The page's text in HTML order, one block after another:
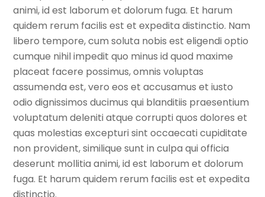
animi, id est laborum et dolorum fuga. Et harum
quidem rerum facilis est et expedita distinctio. Nam
libero tempore, cum soluta nobis est eligendi optio
cumque nihil impedit quo minus id quod maxime
placeat facere possimus, omnis voluptas
assumenda est, vero eos et accusamus et iusto
odio dignissimos ducimus qui blanditiis praesentium
voluptatum deleniti atque corrupti quos dolores et
quas molestias excepturi sint occaecati cupiditate
non provident, similique sunt in culpa qui officia
deserunt mollitia animi, id est laborum et dolorum
fuga. Et harum quidem rerum facilis est et expedita
distinctio.